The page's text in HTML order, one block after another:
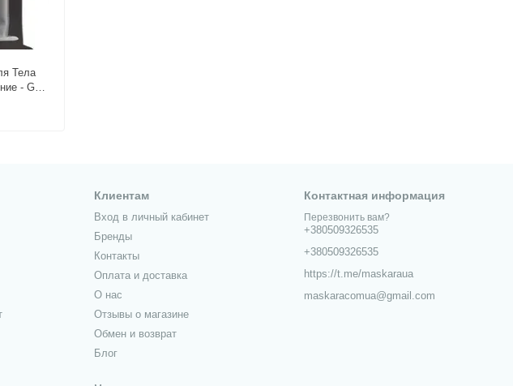
Тела
- GA
Клиентам
Вход в личный кабинет
Бренды
Контакты
Оплата и доставка
О нас
Отзывы о магазине
Обмен и возврат
Блог
Контактная информация
Перезвонить вам?
+380509326535
+380509326535
https://t.me/maskaraua
maskaracomua@gmail.com